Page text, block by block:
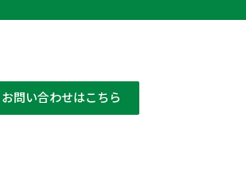
お問い合わせはこちら